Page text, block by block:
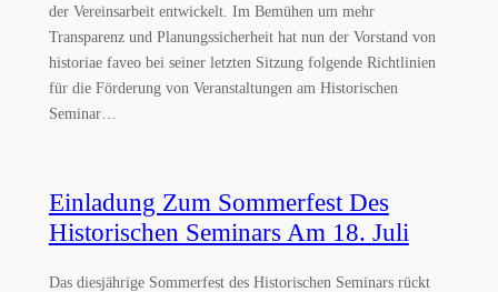
der Vereinsarbeit entwickelt. Im Bemühen um mehr
Transparenz und Planungssicherheit hat nun der Vorstand von
historiae faveo bei seiner letzten Sitzung folgende Richtlinien
für die Förderung von Veranstaltungen am Historischen
Seminar…
Einladung Zum Sommerfest Des
Historischen Seminars Am 18. Juli
Das diesjährige Sommerfest des Historischen Seminars rückt